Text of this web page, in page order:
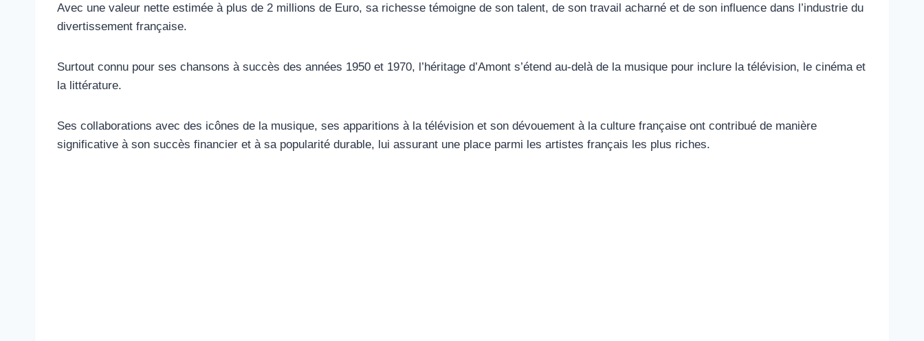
Avec une valeur nette estimée à plus de 2 millions de Euro, sa richesse témoigne de son talent, de son travail acharné et de son influence dans l’industrie du
divertissement française.
Surtout connu pour ses chansons à succès des années 1950 et 1970, l’héritage d’Amont s’étend au-delà de la musique pour inclure la télévision, le cinéma et
la littérature.
Ses collaborations avec des icônes de la musique, ses apparitions à la télévision et son dévouement à la culture française ont contribué de manière
significative à son succès financier et à sa popularité durable, lui assurant une place parmi les artistes français les plus riches.